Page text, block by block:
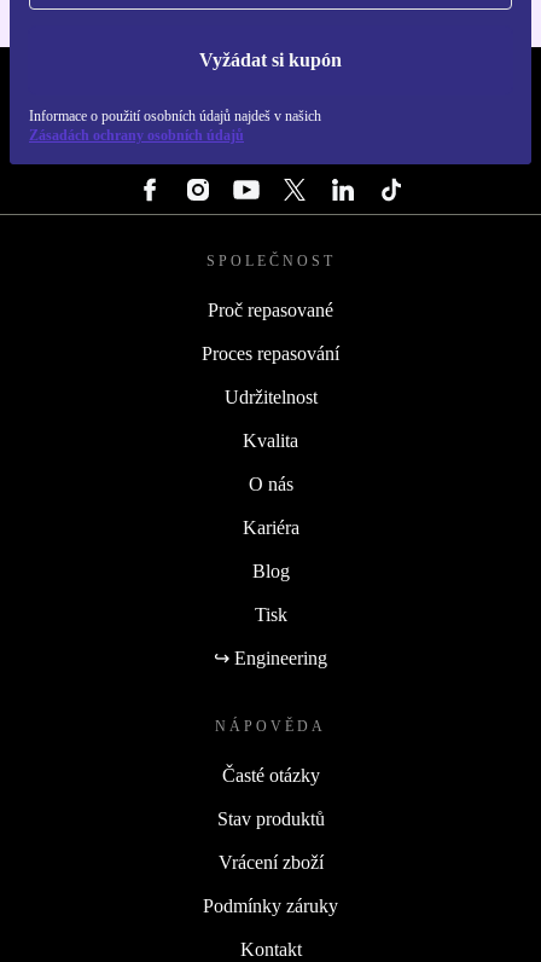
Vyžádat si kupón
Informace o použití osobních údajů najdeš v našich
Zásadách ochrany osobních údajů
SPOLEČNOST
Proč repasované
Proces repasování
Udržitelnost
Kvalita
O nás
Kariéra
Blog
Tisk
↪ Engineering
NÁPOVĚDA
Časté otázky
Stav produktů
Vrácení zboží
Podmínky záruky
Kontakt